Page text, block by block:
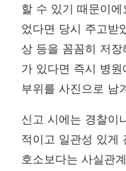
할 수 있기 때문이
었다면 당시 주고받
상 등을 꼼꼼히 저
가 있다면 즉시 병
부위를 사진으로 남
신고 시에는 경찰이
적이고 일관성 있게
호소보다는 사실관